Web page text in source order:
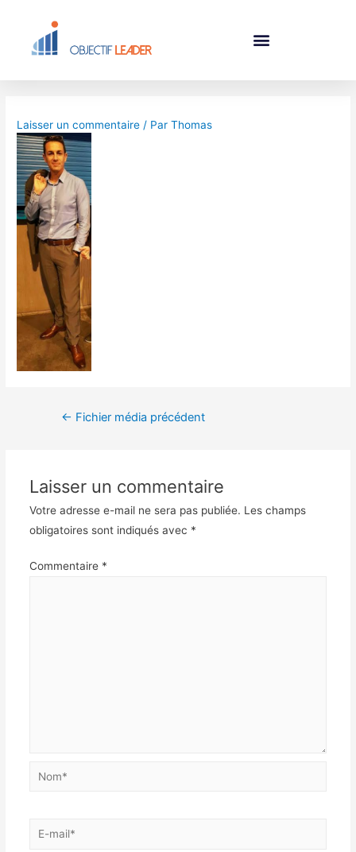
Laisser un commentaire / ParThomas
← Fichier média précédent
Laisser un commentaire
Votre adresse e-mail ne sera pas publiée. Les champs
obligatoires sont indiqués avec *
Commentaire *